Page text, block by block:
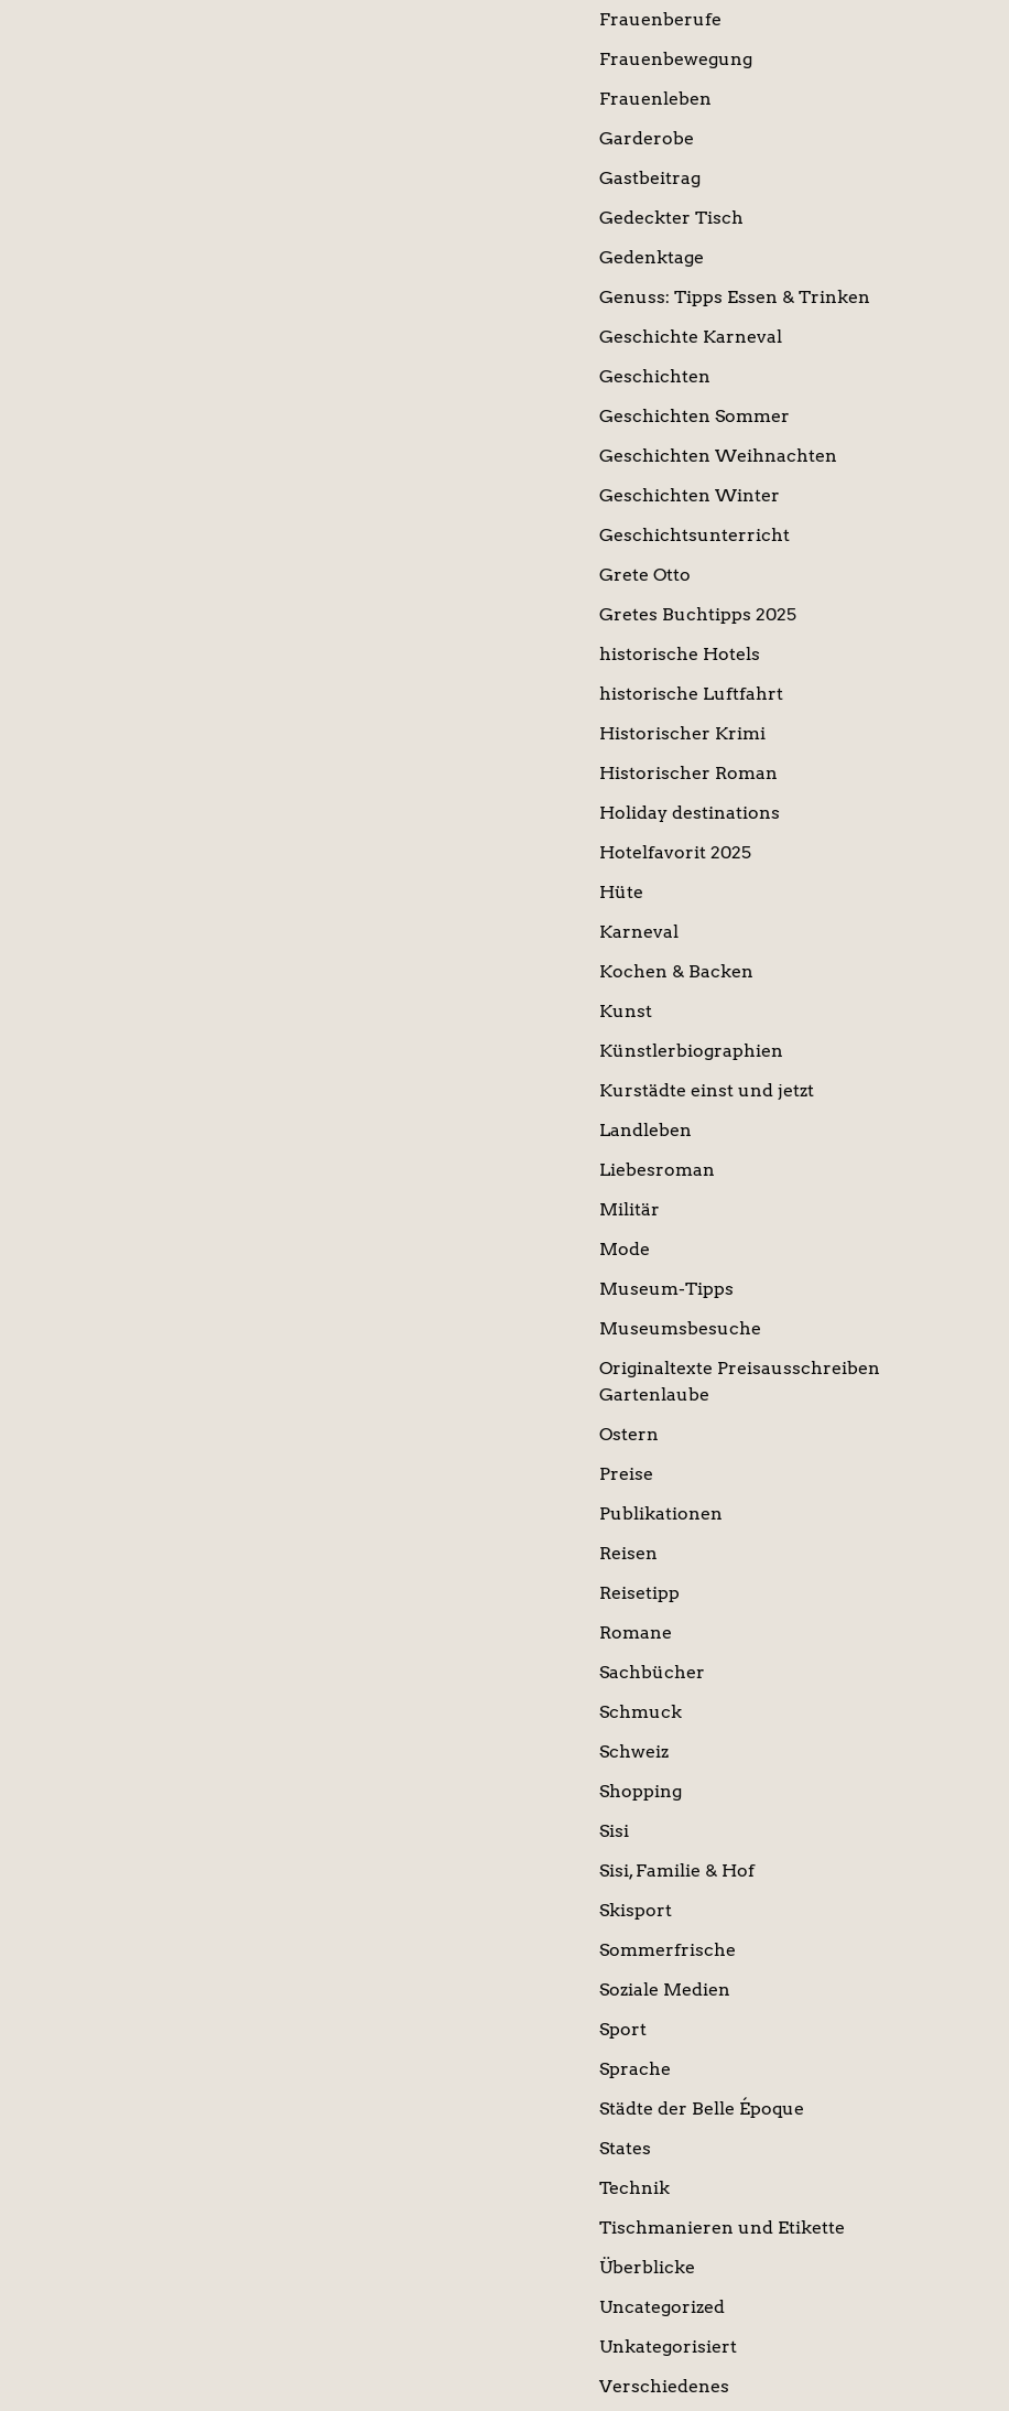
Frauenberufe
Frauenbewegung
Frauenleben
Garderobe
Gastbeitrag
Gedeckter Tisch
Gedenktage
Genuss: Tipps Essen & Trinken
Geschichte Karneval
Geschichten
Geschichten Sommer
Geschichten Weihnachten
Geschichten Winter
Geschichtsunterricht
Grete Otto
Gretes Buchtipps 2025
historische Hotels
historische Luftfahrt
Historischer Krimi
Historischer Roman
Holiday destinations
Hotelfavorit 2025
Hüte
Karneval
Kochen & Backen
Kunst
Künstlerbiographien
Kurstädte einst und jetzt
Landleben
Liebesroman
Militär
Mode
Museum-Tipps
Museumsbesuche
Originaltexte Preisausschreiben
Gartenlaube
Ostern
Preise
Publikationen
Reisen
Reisetipp
Romane
Sachbücher
Schmuck
Schweiz
Shopping
Sisi
Sisi, Familie & Hof
Skisport
Sommerfrische
Soziale Medien
Sport
Sprache
Städte der Belle Époque
States
Technik
Tischmanieren und Etikette
Überblicke
Uncategorized
Unkategorisiert
Verschiedenes